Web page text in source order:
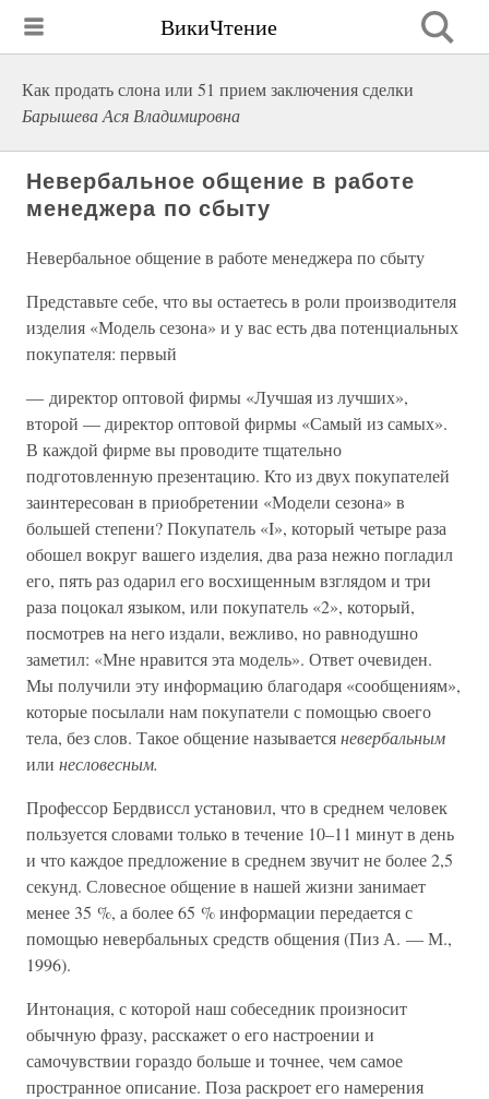
ВикиЧтение
Как продать слона или 51 прием заключения сделки
Барышева Ася Владимировна
Невербальное общение в работе
менеджера по сбыту
Невербальное общение в работе менеджера по сбыту
Представьте себе, что вы остаетесь в роли производителя
изделия «Модель сезона» и у вас есть два потенциальных
покупателя: первый
— директор оптовой фирмы «Лучшая из лучших»,
второй — директор оптовой фирмы «Самый из самых».
В каждой фирме вы проводите тщательно
подготовленную презентацию. Кто из двух покупателей
заинтересован в приобретении «Модели сезона» в
большей степени? Покупатель «I», который четыре раза
обошел вокруг вашего изделия, два раза нежно погладил
его, пять раз одарил его восхищенным взглядом и три
раза поцокал языком, или покупатель «2», который,
посмотрев на него издали, вежливо, но равнодушно
заметил: «Мне нравится эта модель». Ответ очевиден.
Мы получили эту информацию благодаря «сообщениям»,
которые посылали нам покупатели с помощью своего
тела, без слов. Такое общение называетсяневербальным
или несловесным.
Профессор Бердвиссл установил, что в среднем человек
пользуется словами только в течение 10–11 минут в день
и что каждое предложение в среднем звучит не более 2,5
секунд. Словесное общение в нашей жизни занимает
менее 35 %, а более 65 % информации передается с
помощью невербальных средств общения (Пиз А. — М.,
1996).
Интонация, с которой наш собеседник произносит
обычную фразу, расскажет о его настроении и
самочувствии гораздо больше и точнее, чем самое
пространное описание. Поза раскроет его намерения